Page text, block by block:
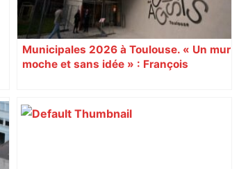
Municipales 2026 à Toulouse. « Un mur
moche et sans idée » : François
Augustins